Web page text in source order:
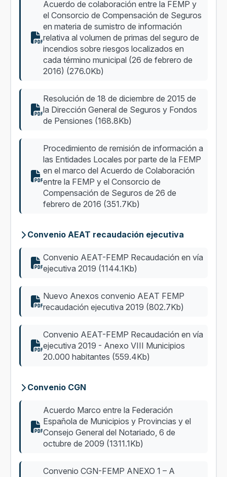
Acuerdo de colaboración entre la FEMP y
el Consorcio de Compensación de Seguros
en materia de sumistro de información
relativa al volumen de primas del seguro de
incendios sobre riesgos localizados en
cada término municipal (26 de febrero de
2016) (276.0Kb)
Resolución de 18 de diciembre de 2015 de
la Dirección General de Seguros y Fondos
de Pensiones (168.8Kb)
Procedimiento de remisión de información a
las Entidades Locales por parte de la FEMP
en el marco del Acuerdo de Colaboración
entre la FEMP y el Consorcio de
Compensación de Seguros de 26 de
febrero de 2016 (351.7Kb)
Convenio AEAT recaudación ejecutiva
Convenio AEAT-FEMP Recaudación en vía
ejecutiva 2019 (1144.1Kb)
Nuevo Anexos convenio AEAT FEMP
recaudación ejecutiva 2019 (802.7Kb)
Convenio AEAT-FEMP Recaudación en vía
ejecutiva 2019 - Anexo VIII Municipios
20.000 habitantes (559.4Kb)
Convenio CGN
Acuerdo Marco entre la Federación
Española de Municipios y Provincias y el
Consejo General del Notariado, 6 de
octubre de 2009 (1311.1Kb)
Convenio CGN-FEMP ANEXO 1 – A